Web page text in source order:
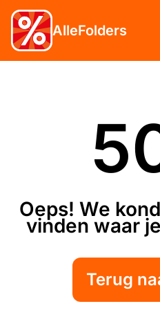
AlleFolders
Oeps! We
vinden waar
Terug